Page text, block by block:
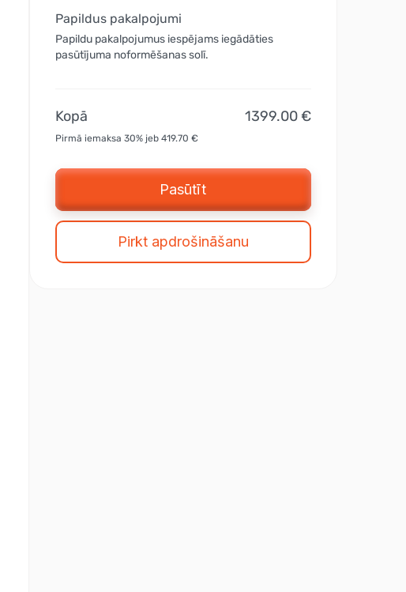
Papildus pakalpojumi
Papildu pakalpojumus iespējams iegādāties
pasūtījuma noformēšanas solī.
Kopā 1399.00 €
Pirmā iemaksa 30% jeb 419.70 €
Pasūtīt
Pirkt apdrošināšanu